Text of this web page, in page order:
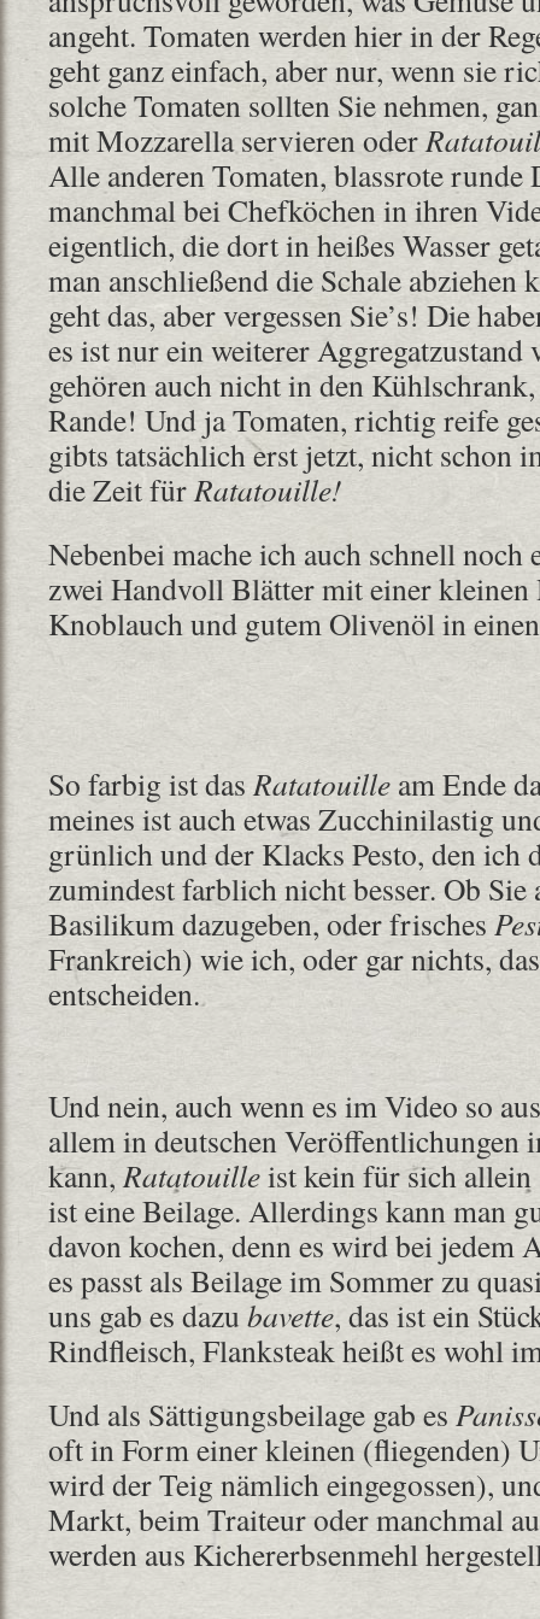
angeht. Tomaten werden hier in der
geht ganz einfach, aber nur, wenn sie
solche Tomaten sollten Sie nehmen,
mit Mozzarella servieren oder
Alle anderen Tomaten, blassrote runde
manchmal bei Chefköchen in ihren
eigentlich, die dort in heißes Wasser
man anschließend die Schale abziehen
geht das, aber vergessen Sie’s! Die
es ist nur ein weiterer Aggregatzustand
gehören auch nicht in den
Rande! Und ja Tomaten, richtig reife
gibts tatsächlich erst jetzt, nicht schon
die Zeit fürRatatouille!
Nebenbei mache ich auch schnell noch
zwei Handvoll Blätter mit einer
Knoblauch und gutem Olivenöl in
So farbig ist dasRatatouille am Ende
meines ist auch etwas Zucchinilastig
grünlich und der Klacks Pesto, den ich
zumindest farblich nicht besser. Ob Sie
Basilikum dazugeben, oder frisches
Frankreich) wie ich, oder gar nichts,
entscheiden.
Und nein, auch wenn es im Video so
allem in deutschen Veröffentlichungen
kann,Ratatouilleist kein für sich allein
ist eine Beilage. Allerdings kann man
davon kochen, denn es wird bei jedem
es passt als Beilage im Sommer zu
uns gab es dazu bavette, das ist ein
Rindfleisch, Flanksteak heißt es wohl
Und als Sättigungsbeilage gab es
oft in Form einer kleinen (fliegenden)
wird der Teig nämlich eingegossen),
Markt, beim Traiteur oder manchmal
werden aus Kichererbsenmehl